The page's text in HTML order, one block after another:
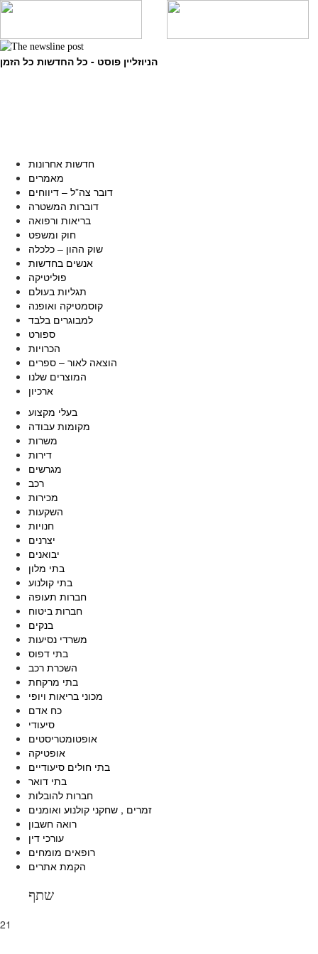
הניוזליין פוסט - כל החדשות כל הזמן
חדשות אחרונות
מאמרים
דובר צה”ל – דיווחים
דוברות המשטרה
בריאות ורפואה
חוק ומשפט
שוק ההון – כלכלה
אנשים בחדשות
פוליטיקה
תגליות בעולם
קוסמטיקה ואופנה
למבוגרים בלבד
ספורט
הכרויות
הוצאה לאור – ספרים
המוצרים שלנו
ארכיון
בעלי מקצוע
מקומות עבודה
משרות
דירות
מגרשים
רכב
מכירות
השקעות
חנויות
יצרנים
יבואנים
בתי מלון
בתי קולנוע
חברות תעופה
חברות ביטוח
בנקים
משרדי נסיעות
בתי דפוס
השכרת רכב
בתי מרקחת
מכוני בריאות ויופי
כח אדם
סיעודי
אופטומטריסטים
אופטיקה
בתי חולים סיעודיים
בתי דואר
חברות להובלות
זמרים , שחקני קולנוע ואומנים
רואה חשבון
עורכי דין
רופאים מומחים
הקמת אתרים
שתף
21